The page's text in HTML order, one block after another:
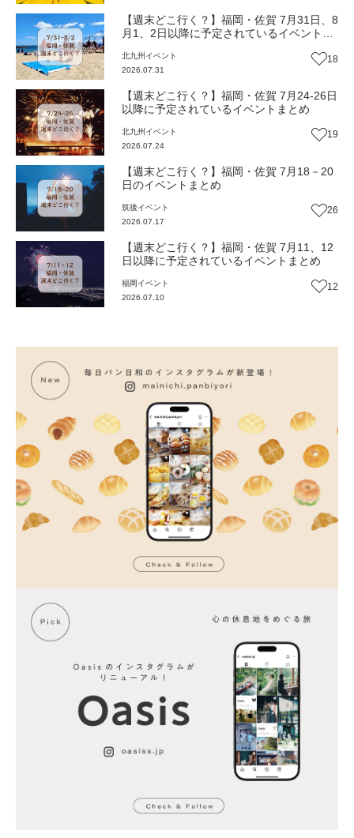
【週末どこ行く？】福岡・佐賀 7月31日、8
月1、2日以降に予定されているイベントま
北九州 イベント
2026.07.31
18
【週末どこ行く？】福岡・佐賀 7月24-26日
以降に予定されているイベントまとめ
北九州 イベント
2026.07.24
19
【週末どこ行く？】福岡・佐賀 7月18－20
日のイベントまとめ
筑後イベント
2026.07.17
26
【週末どこ行く？】福岡・佐賀 7月11、12
日以降に予定されているイベントまとめ
福岡 イベント
2026.07.10
12